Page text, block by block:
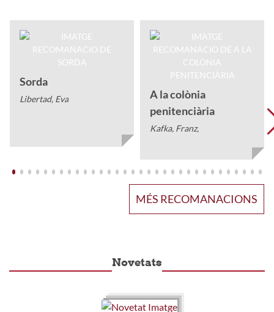
Sorda
Libertad, Eva
A la colònia
penitenciària
Kafka, Franz,
MÉS RECOMANACIONS
Novetats